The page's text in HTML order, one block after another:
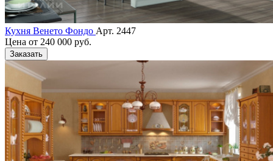
Кухня Венето Фондо Арт. 2447
Цена от 240 000 руб.
Заказать